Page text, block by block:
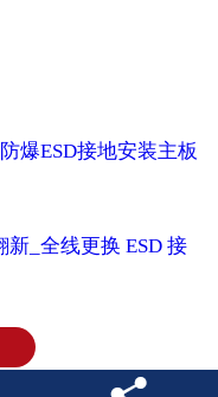
爆ESD接地安装主板
_全线更换 ESD 接